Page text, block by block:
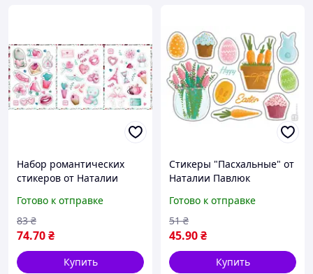
Набор романтических
стикеров от Наталии
Готово к отправке
74.70₴
83 ₴
Купить
Стикеры "Пасхальные" от
Наталии Павлюк
Готово к отправке
45.90₴
51 ₴
Купить